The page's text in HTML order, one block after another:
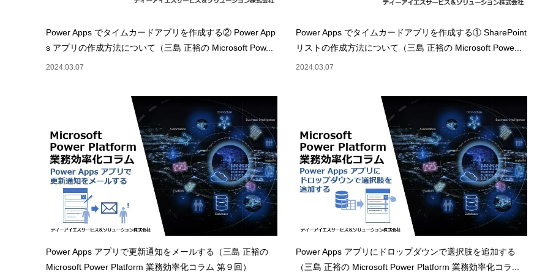
Power Apps でタイムカードアプリを作成する② Power App
s アプリの作成方法について（三島 正裕の Microsoft Pow...
2024.03.07
Power Apps でタイムカードアプリを作成する① SharePoint
リストの作成方法について（三島 正裕の Microsoft Powe...
2024.03.07
Power Apps アプリで更新通知をメールする（三島 正裕の
Microsoft Power Platform 業務効率化コラム 第９回）
Power Apps アプリにドロップダウンで選択肢を追加する
（三島 正裕の Microsoft Power Platform 業務効率化コラ...